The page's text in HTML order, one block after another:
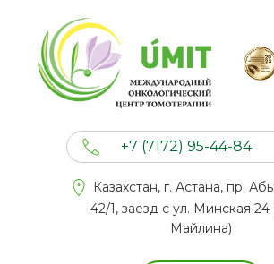
+7 (7172) 95-44-84
+7 (777) 201 44 44
Казахстан, г. Астана, пр.
42/1, заезд с ул. Минская 24
Майлина)